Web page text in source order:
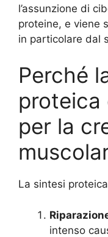
l’assunzione di
proteine, e viene
in particolare dal
Perché
proteica
per la
La sintesi
intenso